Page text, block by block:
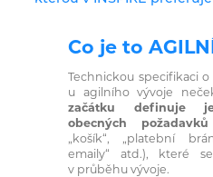
Co je to
Technickou specifikaci
u agilního vývoje
začátku definuje
obecných požadavků
„košík“, „platební
emaily“ atd.), které
v průběhu vývoje.